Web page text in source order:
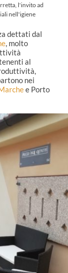
l'invito ad
nell'igiene
dettati dal
, molto
al
nei
e Porto